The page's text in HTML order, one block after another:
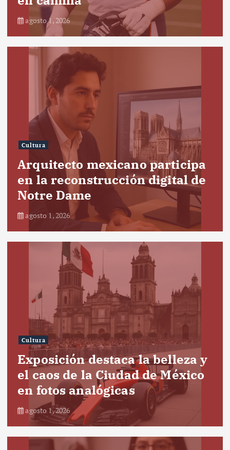
agosto 1, 2026
Cultura
Arquitecto mexicano participa
en la reconstrucción digital de
Notre Dame
agosto 1, 2026
Cultura
Exposición destaca la belleza y
el caos de la Ciudad de México
en fotos analógicas
agosto 1, 2026